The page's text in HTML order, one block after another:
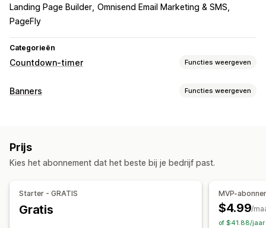
Landing Page Builder Omnisend Email Marketing & SMS
PageFly
Categorieën
Countdown-timer Functies weergeven
Weergaveopties
Timingsopties
Op basis van evenement
Per bezoek opnieuw instellen
Vaste einddatum
Banners Functies weergeven
Countdown
Meerdere talen
Prijs
Kies het abonnement dat het beste bij je bedrijf past.
Starter - GRATIS
Gratis
MVP-
$4.99/
of $41.88/jaar